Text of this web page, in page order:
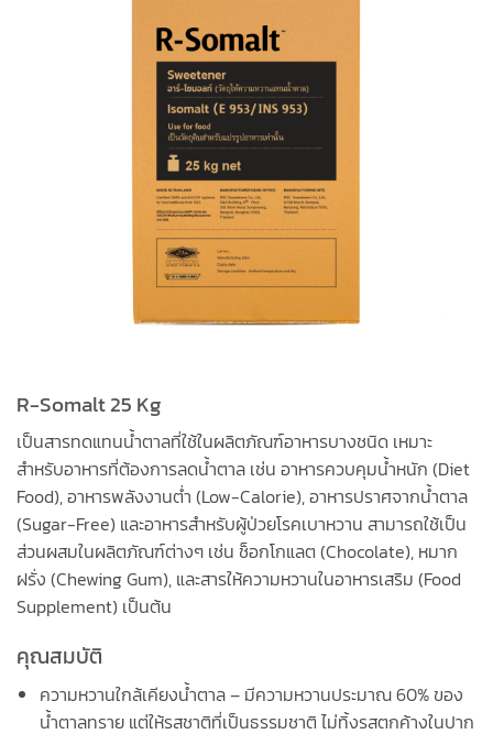
R-Somalt 25 Kg
เป็นสารทดแทนน้ำตาลที่ใช้ในผลิตภัณฑ์อาหารบางชนิด เหมาะ
สำหรับอาหารที่ต้องการลดน้ำตาล เช่น อาหารควบคุมน้ำหนัก (Diet
Food), อาหารพลังงานต่ำ (Low-Calorie), อาหารปราศจากน้ำตาล
(Sugar-Free) และอาหารสำหรับผู้ป่วยโรคเบาหวาน สามารถใช้เป็น
ส่วนผสมในผลิตภัณฑ์ต่างๆ เช่น ช็อกโกแลต (Chocolate), หมาก
ฝรั่ง (Chewing Gum), และสารให้ความหวานในอาหารเสริม (Food
Supplement) เป็นต้น
คุณสมบัติ
ความหวานใกล้เคียงน้ำตาล – มีความหวานประมาณ 60% ของ
น้ำตาลทราย แต่ให้รสชาติที่เป็นธรรมชาติ ไม่ทิ้งรสตกค้างในปาก